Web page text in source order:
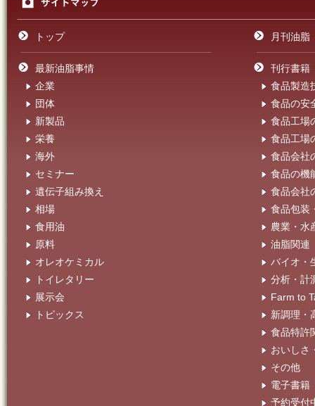
トップ
最新油脂事情
企業
団体
新製品
栄養
海外
セミナー
遺伝子組み換え
相場
食用油
原料
オレオケミカル
トイレタリー
展示会
トピックス
月刊油脂
刊行書籍
食品製造
食品の安
食品工場
食品工場
食品会社
食品の機
食品会社
食品包装
農業・水
油脂関連
バイオ・
分析・計
Farm to
新調理・
食品特許
おいしさ
その他
電子書籍
予約受付